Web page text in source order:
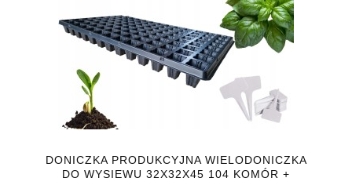
DONICZKA PRODUKCYJNA WIELODONICZKA
DO WYSIEWU 32X32X45 104 KOMÓR +